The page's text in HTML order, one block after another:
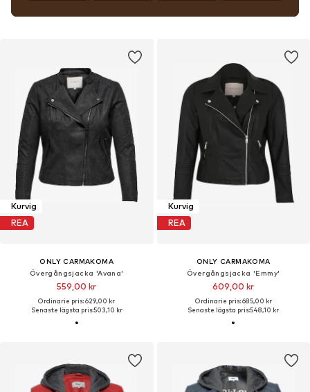
Kurvig
REA
ONLY CARMAKOMA
Övergångsjacka 'Avana'
559,00 kr
Ordinarie pris: 629,00 kr
Senaste lägsta pris:503,10 kr
Kurvig
REA
ONLY CARMAKOMA
Övergångsjacka 'Emmy'
609,00 kr
Ordinarie pris: 685,00 kr
Senaste lägsta pris:548,10 kr